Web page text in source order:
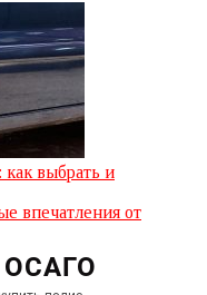
выбрать и
впечатления от